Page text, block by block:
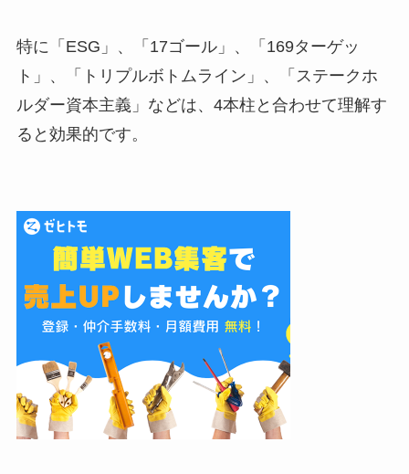
特に「ESG」、「17ゴール」、「169ターゲッ
ト」、「トリプルボトムライン」、「ステークホ
ルダー資本主義」などは、4本柱と合わせて理解す
ると効果的です。